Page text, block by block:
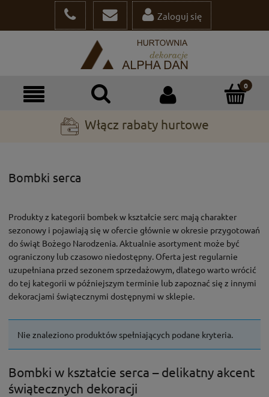
Zaloguj się
Włącz rabaty hurtowe
Bombki serca
Produkty z kategorii bombek w kształcie serc mają charakter
sezonowy i pojawiają się w ofercie głównie w okresie przygotowań
do świąt Bożego Narodzenia. Aktualnie asortyment może być
ograniczony lub czasowo niedostępny. Oferta jest regularnie
uzupełniana przed sezonem sprzedażowym, dlatego warto wrócić
do tej kategorii w późniejszym terminie lub zapoznać się z innymi
dekoracjami świątecznymi dostępnymi w sklepie.
Nie znaleziono produktów spełniających podane kryteria.
Bombki w kształcie serca – delikatny akcent
świątecznych dekoracji